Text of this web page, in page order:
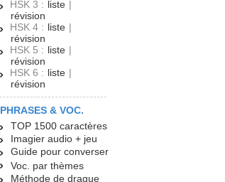
HSK 3 : liste |
révision
HSK 4 : liste |
révision
HSK 5 : liste |
révision
HSK 6 : liste |
révision
PHRASES & VOC.
TOP 1500 caractères
Imagier audio + jeu
Guide pour converser
Voc. par thèmes
Méthode de drague